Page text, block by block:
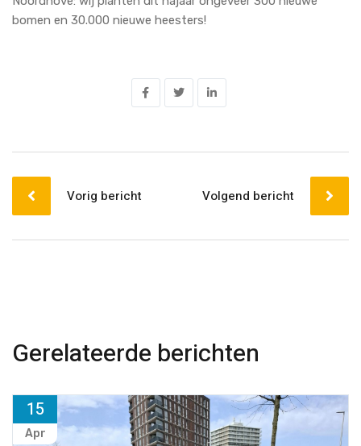
bomen en 30.000 nieuwe heesters!
Vorig bericht Volgend bericht
Gerelateerde berichten
15
Apr